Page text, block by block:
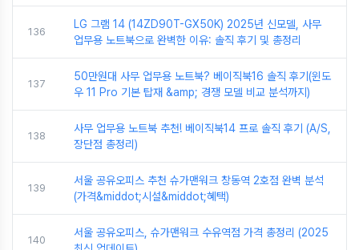
136
LG 그램 14 (14ZD90T-GX50K) 2025년 신모델, 사무
업무용 노트북으로 완벽한 이유: 솔직 후기 및 총정리
137
50만원대 사무 업무용 노트북? 베이직북16 솔직 후기(윈도
우 11 Pro 기본 탑재 &amp; 경쟁 모델 비교 분석까지)
138
사무 업무용 노트북 추천! 베이직북14 프로 솔직 후기 (A/S,
장단점 총정리)
139
서울 공유오피스 추천 슈가맨워크 창동역 2호점 완벽 분석
(가격&middot;시설&middot;혜택)
140
서울 공유오피스, 슈가맨워크 수유역점 가격 총정리 (2025